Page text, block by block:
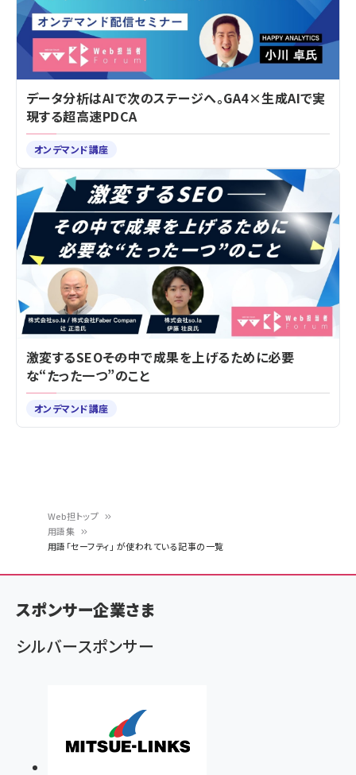
ン
く
ず
Web担トップ
用語集
用語「セーフティ」 が使われている記事の一覧
データ分析はAIで次のステージへ。GA4×生成AIで実
現する超高速PDCA
オンデマンド講座
激変するSEO――その中で成果を上げるために必要
な“たった一つ”のこと
オンデマンド講座
スポンサー企業さま
シルバースポンサー